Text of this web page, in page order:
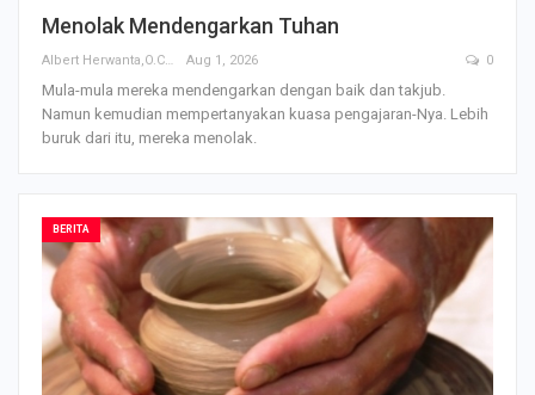
Menolak Mendengarkan Tuhan
Albert Herwanta,O.Carm Aug 1, 2026 0
Mula-mula mereka mendengarkan dengan baik dan takjub.
Namun kemudian mempertanyakan kuasa pengajaran-Nya. Lebih
buruk dari itu, mereka menolak.
BERITA